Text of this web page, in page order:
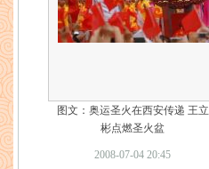
图文：奥运圣火在西安传递 王立
彬点燃圣火盆
2008-07-04 20:45